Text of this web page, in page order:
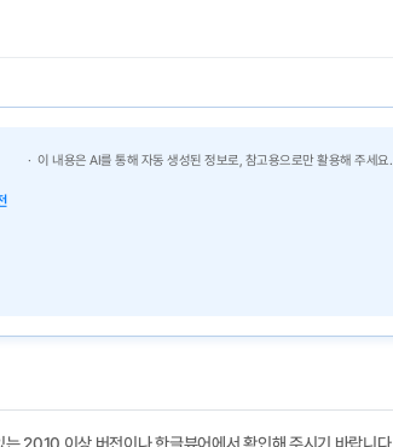
이 내용은 AI를 통해 자동 생성된 정보로, 참고용으로만 활용해 주세요.